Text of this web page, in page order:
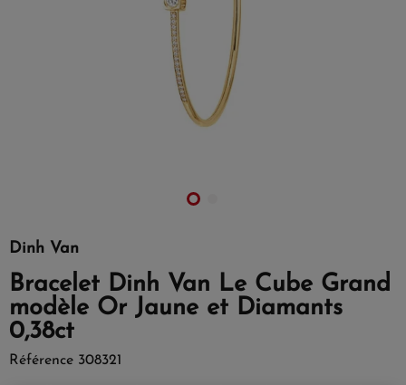
Dinh Van
Bracelet Dinh Van Le Cube Grand
modèle Or Jaune et Diamants
0,38ct
Référence 308321